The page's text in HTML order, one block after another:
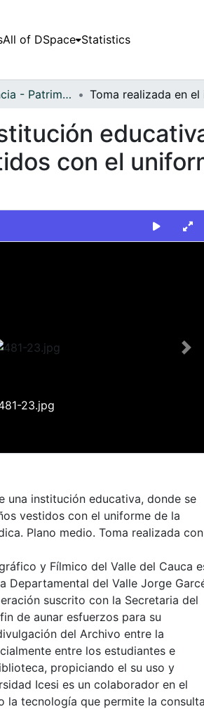
All of DSpace Statistics
FCCV - Infancia - Patrimonial
con el
23.jpg
Next
una institución educativa, donde se
vestidos con el uniforme de la
Plano medio. Toma realizada con
y Fílmico del Valle del Cauca
Departamental del Valle Jorge
suscrito con la Secretaria del
de aunar esfuerzos para su
del Archivo entre la
entre los estudiantes e
propiciando el su uso y
Icesi es un colaborador en el
la tecnología que permite la consulta